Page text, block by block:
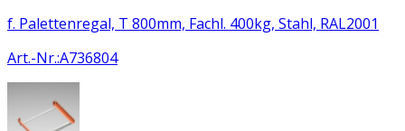
f. Palettenregal, T 800mm, Fachl. 400kg, Stahl, RAL2001
Art.-Nr.:A736804